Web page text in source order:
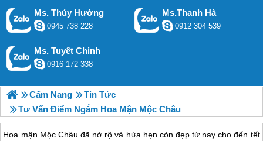
Ms. Thúy Hường
0945 738 228
Ms.Thanh Hà
0912 304 539
Ms. Tuyết Chinh
0916 172 338
Cẩm Nang
Tin Tức
Tư Vấn Điểm Ngắm Hoa Mận Mộc Châu
Hoa mận Mộc Châu đã nở rộ và hứa hẹn còn đẹp từ nay cho đến tết